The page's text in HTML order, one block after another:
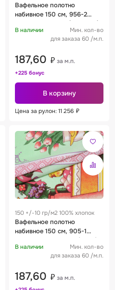
Вафельное полотно
набивное 150 см, 956-2
Счастливый тигр (3 купона)
120 +/- 10 г/м2
В наличии
Мин. кол-во
для заказа 60 /м.п.
187,60 ₽ за м.п.
+225 бонус
В корзину
Цена за рулон: 11 256 ₽
150 +/-10 гр/м2 100% хлопок
Вафельное полотно
набивное 150 см, 905-1
Светлая Пасха 150 +/- 9 г/
м2
В наличии
Мин. кол-во
для заказа 60 /м.п.
187,60 ₽ за м.п.